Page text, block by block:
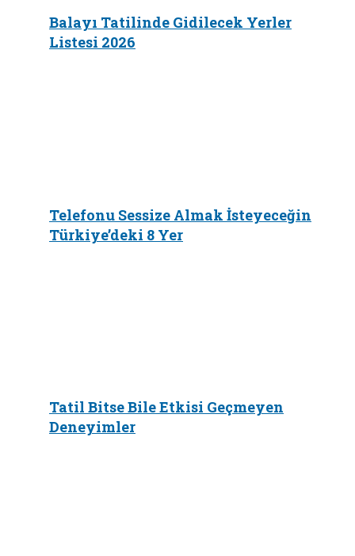
Balayı Tatilinde Gidilecek Yerler
Listesi 2026
Telefonu Sessize Almak İsteyeceğin
Türkiye’deki 8 Yer
Tatil Bitse Bile Etkisi Geçmeyen
Deneyimler